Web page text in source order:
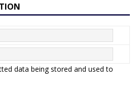
data being stored and used to